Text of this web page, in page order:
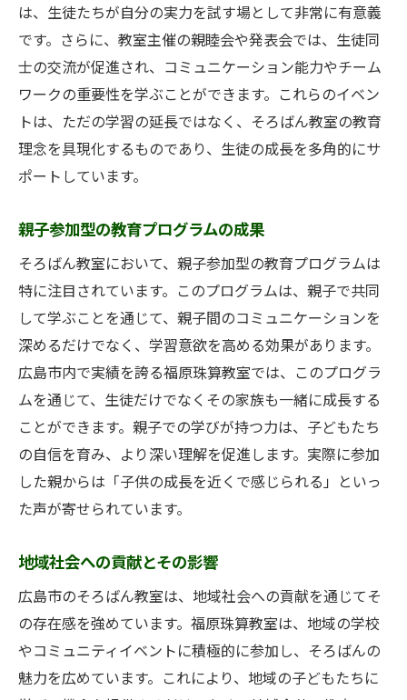
の場
学びを楽しむ空間設計の工夫
コミュニティを大切にした教室運営
学習以外の成長を促す活動
広島市の教育資源を活用したプログラム
そろばん教室で育む集中力と自信の物語
成功体験が生む自信の源
競争心ではなく協調性を育てる
学びの過程で培う忍耐力
達成感がもたらすポジティブサイクル
自己肯定感を高めるメンタルサポート
失敗を恐れない挑戦する心
は、生徒たちが自分の実力を試す場として非常に有意義
です。さらに、教室主催の親睦会や発表会では、生徒同
士の交流が促進され、コミュニケーション能力やチーム
ワークの重要性を学ぶことができます。これらのイベン
トは、ただの学習の延長ではなく、そろばん教室の教育
理念を具現化するものであり、生徒の成長を多角的にサ
ポートしています。
親子参加型の教育プログラムの成果
そろばん教室において、親子参加型の教育プログラムは
特に注目されています。このプログラムは、親子で共同
して学ぶことを通じて、親子間のコミュニケーションを
深めるだけでなく、学習意欲を高める効果があります。
広島市内で実績を誇る福原珠算教室では、このプログラ
ムを通じて、生徒だけでなくその家族も一緒に成長する
ことができます。親子での学びが持つ力は、子どもたち
の自信を育み、より深い理解を促進します。実際に参加
した親からは「子供の成長を近くで感じられる」といっ
た声が寄せられています。
地域社会への貢献とその影響
広島市のそろばん教室は、地域社会への貢献を通じてそ
の存在感を強めています。福原珠算教室は、地域の学校
やコミュニティイベントに積極的に参加し、そろばんの
魅力を広めています。これにより、地域の子どもたちに